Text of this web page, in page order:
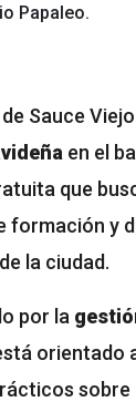
Papaleo.
Sauce
en el
que
formación y
la ciudad.
por la
orientado
sobre